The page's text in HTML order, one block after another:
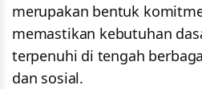
merupakan bentuk
memastikan kebutuhan
terpenuhi di tengah
dan sosial.